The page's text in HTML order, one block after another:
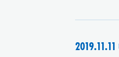
2019.11.11